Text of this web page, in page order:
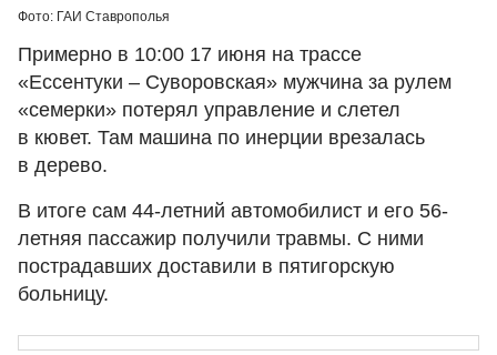
Фото: ГАИ Ставрополья
Примерно в 10:00 17 июня на трассе
«Ессентуки – Суворовская» мужчина за рулем
«семерки» потерял управление и слетел
в кювет. Там машина по инерции врезалась
в дерево.
В итоге сам 44-летний автомобилист и его 56-
летняя пассажир получили травмы. С ними
пострадавших доставили в пятигорскую
больницу.